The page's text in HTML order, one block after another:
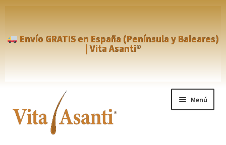
Envío GRATIS en España (Península y Baleares)
| Vita Asanti®
a
la
al
contenido
Menú